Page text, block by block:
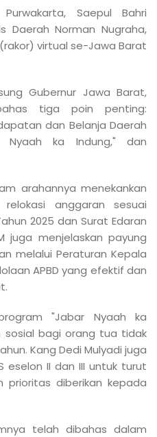
Saepul Bahri
Daerah Norman Nugraha,
virtual se-Jawa Barat
Gubernur Jawa Barat,
tiga poin penting:
dan Belanja Daerah
Nyaah ka Indung," dan
arahannya menekankan
anggaran sesuai
2025 dan Surat Edaran
juga menjelaskan payung
melalui Peraturan Kepala
APBD yang efektif dan
"Jabar Nyaah ka
bagi orang tua tidak
Kang Dedi Mulyadi juga
eselon II dan III untuk turut
diberikan kepada
telah dibahas dalam